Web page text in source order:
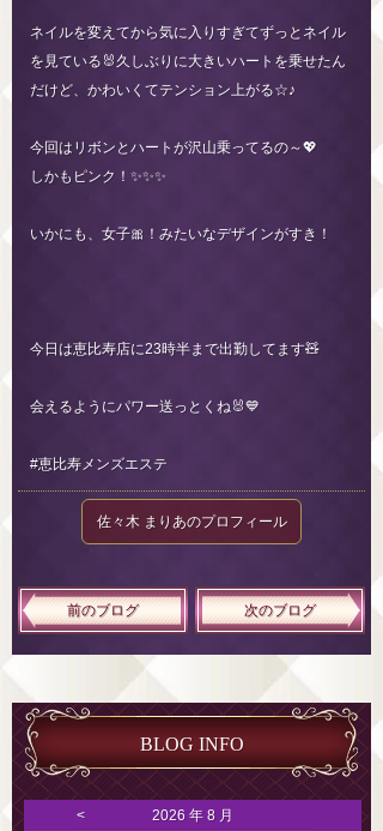
ネイルを変えてから気に入りすぎてずっとネイル
を見ている🐰久しぶりに大きいハートを乗せたん
だけど、かわいくてテンション上がる☆♪
今回はリボンとハートが沢山乗ってるの～💖
しかもピンク！✨✨✨
いかにも、女子🎀！みたいなデザインがすき！
今日は恵比寿店に23時半まで出勤してます🧸
会えるようにパワー送っとくね🐰💙
#恵比寿メンズエステ
佐々木 まりあのプロフィール
前のブログ 次のブログ
BLOG INFO
< 2026 年 8 月